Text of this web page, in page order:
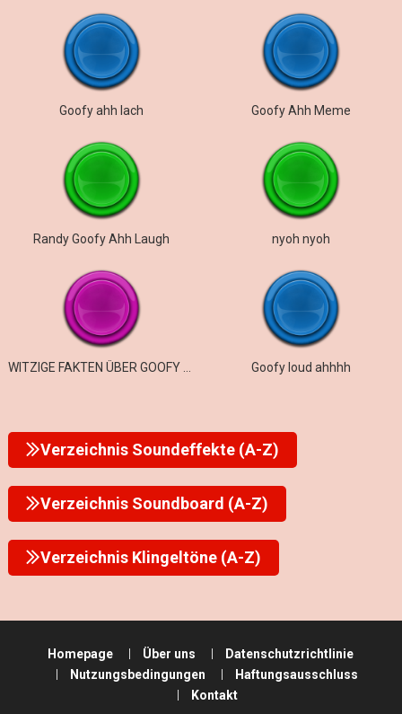
Goofy ahh lach Goofy Ahh Meme
Randy Goofy Ahh Laugh nyoh nyoh
Goofy loud ahhhh
Verzeichnis Soundeffekte (A-Z)
Verzeichnis Soundboard (A-Z)
Verzeichnis Klingeltöne (A-Z)
Homepage Über uns
Datenschutzrichtlinie
Nutzungsbedingungen
Haftungsausschluss
Kontakt